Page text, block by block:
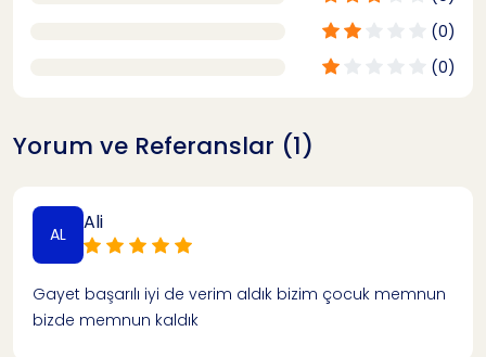
(0)
(0)
Yorum ve Referanslar (1)
AL Ali
Gayet başarılı iyi de verim aldık bizim çocuk memnun
bizde memnun kaldık